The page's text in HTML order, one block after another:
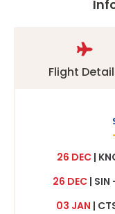
Flight
26 DEC|
26 DEC |
03 JAN |